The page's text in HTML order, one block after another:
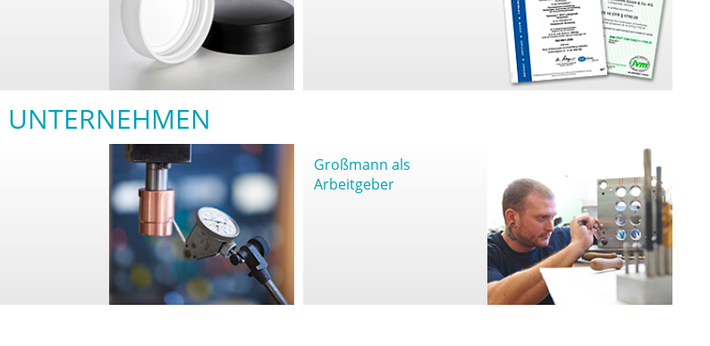
Großmann als
Arbeitgeber
UNTERNEHMEN